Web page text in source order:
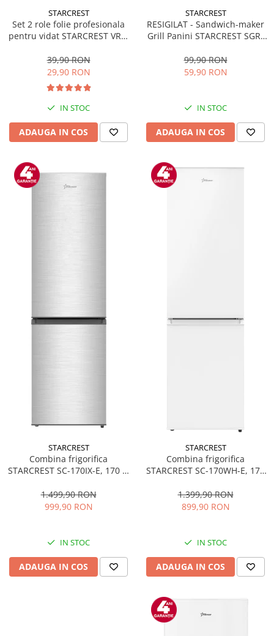
STARCREST
Set 2 role folie profesionala
pentru vidat STARCREST VRL-
reutilizabile, sous vide,
lavabile in masina de spalat,
fara BPA, transparent
39,90 RON
29,90 RON
IN STOC
ADAUGA IN COS
STARCREST
RESIGILAT - Sandwich-maker
Grill Panini STARCREST SGR-
nonaderente, Deschidere
180°, Suprafata de gatire 23 x
99,90 RON
59,90 RON
IN STOC
ADAUGA IN COS
STARCREST
Combina frigorifica
STARCREST SC-170IX-E, 170 L,
reglabil, Iluminare LED,
Suprafata Inox antiamprenta,
1.499,90 RON
999,90 RON
IN STOC
ADAUGA IN COS
STARCREST
Combina frigorifica
STARCREST SC-170WH-E, 170
Termostat reglabil, Iluminare
LED, Picioare ajustabile, Usi
1.399,90 RON
899,90 RON
IN STOC
ADAUGA IN COS